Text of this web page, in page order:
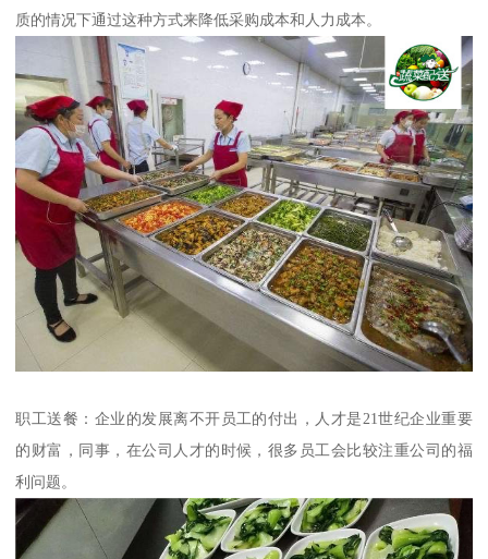
质的情况下通过这种方式来降低采购成本和人力成本。
职工送餐：企业的发展离不开员工的付出，人才是21世纪企业重要
的财富，同事，在公司人才的时候，很多员工会比较注重公司的福
利问题。